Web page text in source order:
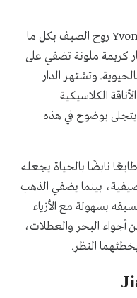
يحمل سوار La Plage من Yvonne Léon روح الصيف بكل ما
كريمة ملونة تضفي على
وتشتهر الدار
الكلاسيكية
يتجلى بوضوح في هذه
نابضًا بالحياة يجعله
بينما يضفي الذهب
بسهولة مع الأزياء
من أجواء البحر والعطلات،
النظر.